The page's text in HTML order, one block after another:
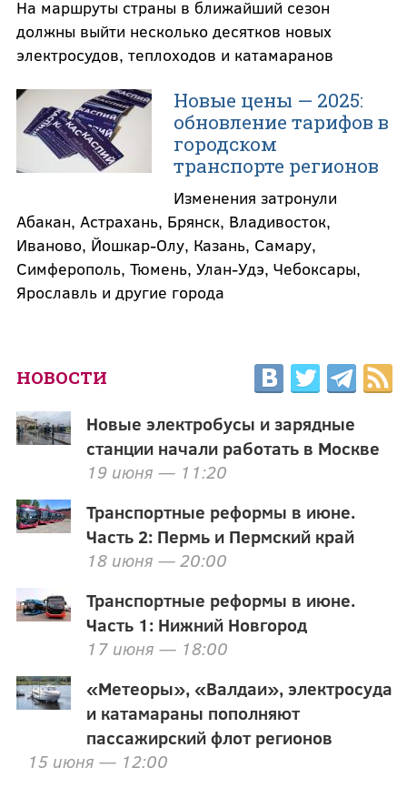
На маршруты страны в ближайший сезон
должны выйти несколько десятков новых
электросудов, теплоходов и катамаранов
Новые цены — 2025:
обновление тарифов в
городском
транспорте регионов
Изменения затронули
Абакан, Астрахань, Брянск, Владивосток,
Иваново, Йошкар-Олу, Казань, Самару,
Симферополь, Тюмень, Улан-Удэ, Чебоксары,
Ярославль и другие города
НОВОСТИ
Новые электробусы и зарядные
станции начали работать в Москве
19 июня — 11:20
Транспортные реформы в июне.
Часть 2: Пермь и Пермский край
18 июня — 20:00
Транспортные реформы в июне.
Часть 1: Нижний Новгород
17 июня — 18:00
«Метеоры», «Валдаи», электросуда
и катамараны пополняют
пассажирский флот регионов
15 июня — 12:00